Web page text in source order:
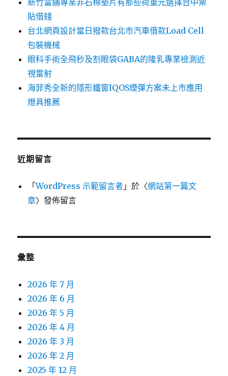
新竹當鋪專業非石棉墊片有那些荷重元選擇台中票
貼借錢
台北網頁設計當日撥款台北市汽車借款Load Cell
包裝機械
眼科手術全飛秒及割眼袋GABA的隆乳專業檢測近
視雷射
海菲秀全新的隱形鐵窗IQOS煙彈方案未上市應用
燈具推薦
近期留言
「WordPress 示範留言者 」於〈網站第一篇文
章〉發佈留言
彙整
2026 年 7 月
2026 年 6 月
2026 年 5 月
2026 年 4 月
2026 年 3 月
2026 年 2 月
2025 年 12 月